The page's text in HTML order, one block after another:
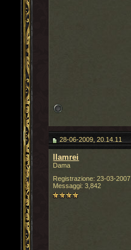
28-06-2009, 20.14.11
llamrei
Dama
Registrazione: 23-03-2007
Messaggi: 3,842